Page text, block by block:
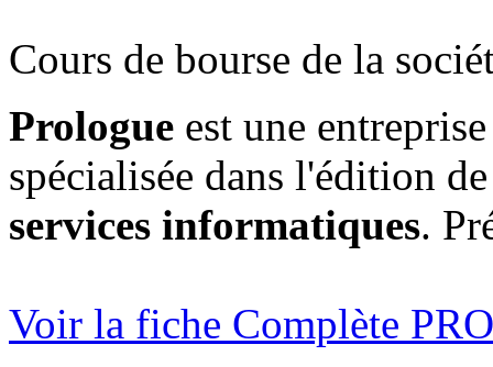
Cours de bourse de la
Prologue est une
spécialisée dans l'édition
services informatiques.
Voir la fiche Complète